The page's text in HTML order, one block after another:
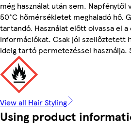
még használat után sem. Napfénytől
50°C hőmérsékletet meghaladó hő.
tartandó. Használat előtt olvassa el
információkat. Csak jól szellőztetett
ideig tartó permetezéssel használja.
View all Hair Styling
Using product